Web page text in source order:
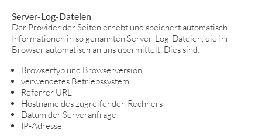
Server-Log-Dateien
Der Provider der Seiten erhebt und speichert automatisch
Informationen in so genannten Server-Log-Dateien, die Ihr
Browser automatisch an uns übermittelt. Dies sind:
Browsertyp und Browserversion
verwendetes Betriebssystem
Referrer URL
Hostname des zugreifenden Rechners
Datum der Serveranfrage
IP-Adresse